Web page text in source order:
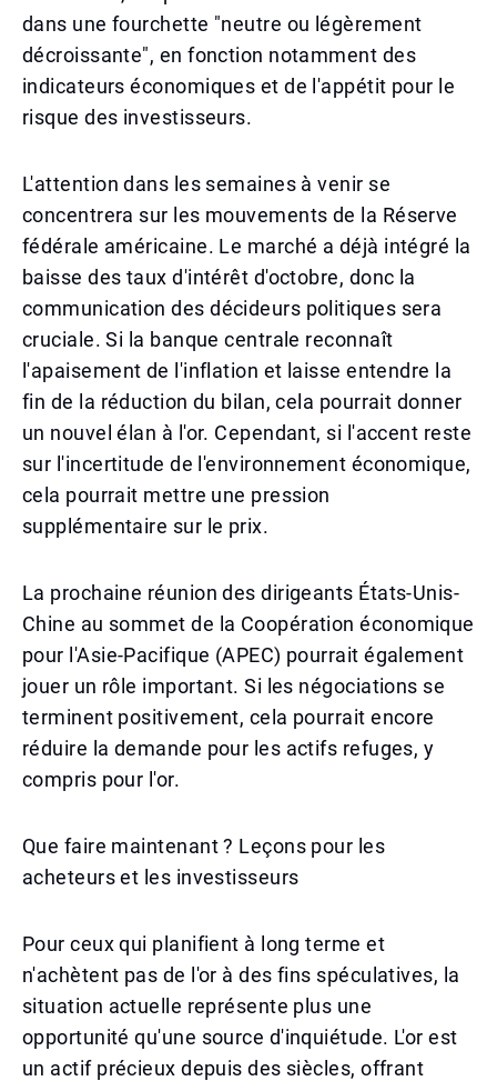
dans une fourchette "neutre ou légèrement
décroissante", en fonction notamment des
indicateurs économiques et de l'appétit pour le
risque des investisseurs.
L'attention dans les semaines à venir se
concentrera sur les mouvements de la Réserve
fédérale américaine. Le marché a déjà intégré la
baisse des taux d'intérêt d'octobre, donc la
communication des décideurs politiques sera
cruciale. Si la banque centrale reconnaît
l'apaisement de l'inflation et laisse entendre la
fin de la réduction du bilan, cela pourrait donner
un nouvel élan à l'or. Cependant, si l'accent reste
sur l'incertitude de l'environnement économique,
cela pourrait mettre une pression
supplémentaire sur le prix.
La prochaine réunion des dirigeants États-Unis-
Chine au sommet de la Coopération économique
pour l'Asie-Pacifique (APEC) pourrait également
jouer un rôle important. Si les négociations se
terminent positivement, cela pourrait encore
réduire la demande pour les actifs refuges, y
compris pour l'or.
Que faire maintenant ? Leçons pour les
acheteurs et les investisseurs
Pour ceux qui planifient à long terme et
n'achètent pas de l'or à des fins spéculatives, la
situation actuelle représente plus une
opportunité qu'une source d'inquiétude. L'or est
un actif précieux depuis des siècles, offrant